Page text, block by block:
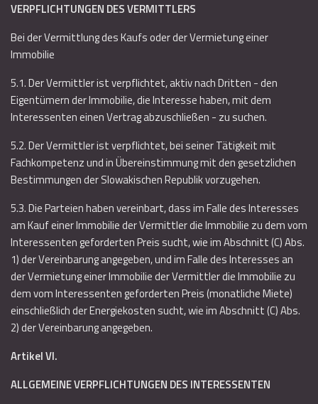
VERPFLICHTUNGEN DES VERMITTLERS
Bei der Vermittlung des Kaufs oder der Vermietung einer
Immobilie
5.1. Der Vermittler ist verpflichtet, aktiv nach Dritten - den
Eigentümern der Immobilie, die Interesse haben, mit dem
Interessenten einen Vertrag abzuschließen - zu suchen.
5.2. Der Vermittler ist verpflichtet, bei seiner Tätigkeit mit
Fachkompetenz und in Übereinstimmung mit den gesetzlichen
Bestimmungen der Slowakischen Republik vorzugehen.
5.3. Die Parteien haben vereinbart, dass im Falle des Interesses
am Kauf einer Immobilie der Vermittler die Immobilie zu dem vom
Interessenten geforderten Preis sucht, wie im Abschnitt (C) Abs.
1) der Vereinbarung angegeben, und im Falle des Interesses an
der Vermietung einer Immobilie der Vermittler die Immobilie zu
dem vom Interessenten geforderten Preis (monatliche Miete)
einschließlich der Energiekosten sucht, wie im Abschnitt (C) Abs.
2) der Vereinbarung angegeben.
Artikel VI.
ALLGEMEINE VERPFLICHTUNGEN DES INTERESSENTEN